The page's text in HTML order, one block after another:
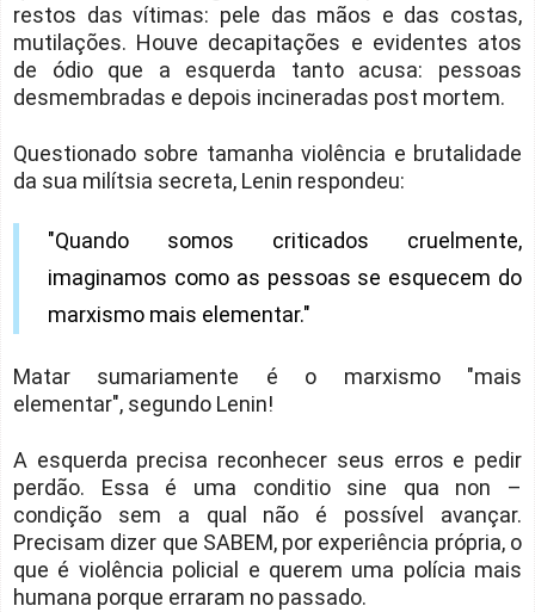
restos das vítimas: pele das mãos e das costas,
mutilações. Houve decapitações e evidentes atos
de ódio que a esquerda tanto acusa: pessoas
desmembradas e depois incineradas post mortem.
Questionado sobre tamanha violência e brutalidade
da sua milítsia secreta, Lenin respondeu:
"Quando somos criticados cruelmente,
imaginamos como as pessoas se esquecem do
marxismo mais elementar."
Matar sumariamente é o marxismo "mais
elementar", segundo Lenin!
A esquerda precisa reconhecer seus erros e pedir
perdão. Essa é uma conditio sine qua non –
condição sem a qual não é possível avançar.
Precisam dizer que SABEM, por experiência própria, o
que é violência policial e querem uma polícia mais
humana porque erraram no passado.